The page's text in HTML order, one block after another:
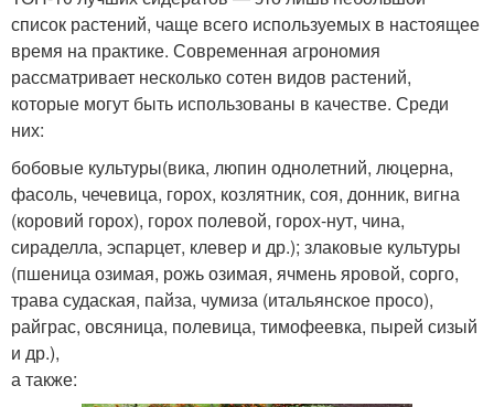
список растений, чаще всего используемых в настоящее
время на практике. Современная агрономия
рассматривает несколько сотен видов растений,
которые могут быть использованы в качестве. Среди
них:
бобовые культуры(вика, люпин однолетний, люцерна,
фасоль, чечевица, горох, козлятник, соя, донник, вигна
(коровий горох), горох полевой, горох-нут, чина,
сираделла, эспарцет, клевер и др.); злаковые культуры
(пшеница озимая, рожь озимая, ячмень яровой, сорго,
трава судаская, пайза, чумиза (итальянское просо),
райграс, овсяница, полевица, тимофеевка, пырей сизый
и др.),
а также: